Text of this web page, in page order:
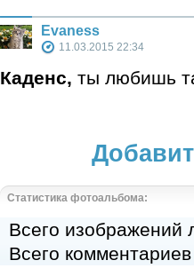
Evaness
11.03.2015 22:34
Каденс, ты любишь
Статистика фотоальбома:
Всего
Всего